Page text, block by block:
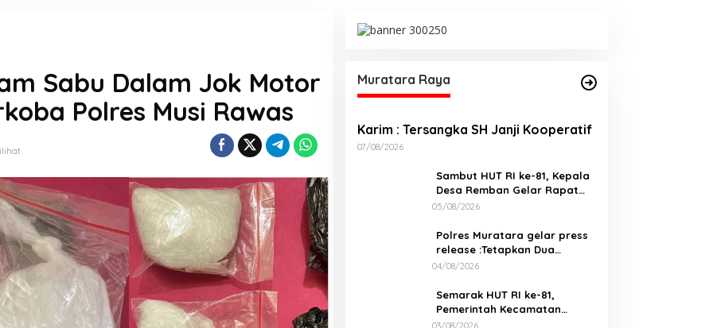
Sabu Dalam Jok Motor
Polres Musi Rawas
Muratara Raya
Karim : Tersangka SH Janji Kooperatif
07/08/2026
Sambut HUT RI ke-81, Kepala
Desa Remban Gelar Rapat
Persiapan Bersama Panitia
05/08/2026
Polres Muratara gelar press
release :Tetapkan Dua
Direktur Jadi Tersangka
ALS dan Tangki BBM Tewaskan
19 Orang
04/08/2026
Semarak HUT RI ke-81,
Pemerintah Kecamatan
Rawas Ulu Gelar Berbagai